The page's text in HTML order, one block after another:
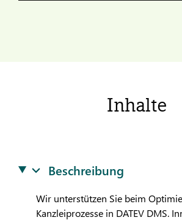
Inhalte
Beschreibung
Wir unterstützen Sie beim
Kanzleiprozesse in DATEVDMS.